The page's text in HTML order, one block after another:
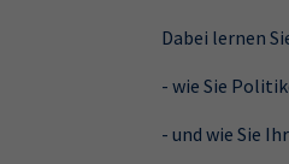
Dabei lernen
- wie Sie
- und wie Sie